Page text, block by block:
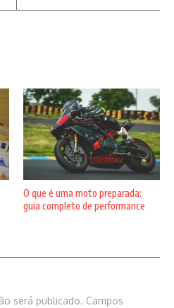
O que é uma moto preparada:
guia completo de performance
será publicado. Campos